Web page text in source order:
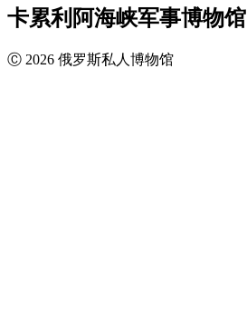
卡累利阿海峡军事博物馆
Ⓒ 2026 俄罗斯私人博物馆